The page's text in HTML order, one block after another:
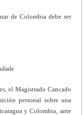
de Colombia debe ser
el Magistrado Cancado
personal sobre una
y Colombia, ante